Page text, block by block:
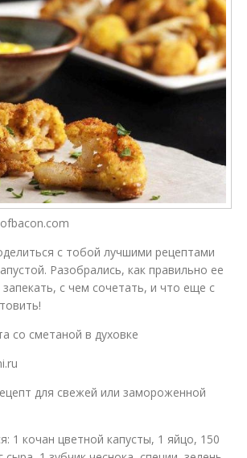
с тобой лучшими рецептами
Разобрались, как правильно ее
с чем сочетать, и что еще с
со сметаной в духовке
для свежей или замороженной
1 кочан цветной капусты, 1 яйцо, 150